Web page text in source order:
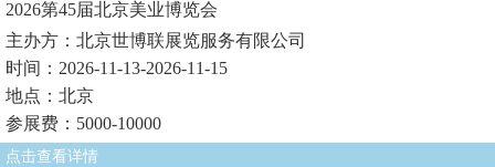
2026第45届北京美业博览会
主办方：北京世博联展览服务有限公司
时间：2026-11-13-2026-11-15
地点：北京
参展费：5000-10000
点击查看详情